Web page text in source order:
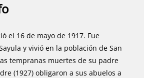
el 16 de mayo de 1917. Fue
y vivió en la población de San
tempranas muertes de su padre
(1927) obligaron a sus abuelos a